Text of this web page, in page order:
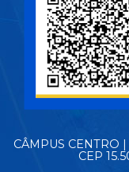
CÂMPUS CENTRO
CEP